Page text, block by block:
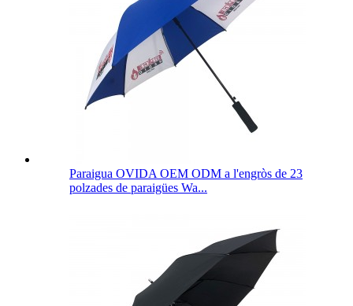
Paraigua OVIDA OEM ODM a l'engròs de 23
polzades de paraigües Wa...